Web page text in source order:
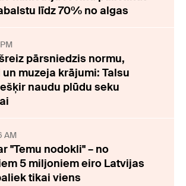
līdz 70% no algas
pārsniedzis normu,
muzeja krājumi: Talsu
naudu plūdu seku
AM
"Temu nodokli" – no
5 miljoniem eiro Latvijas
tikai viens